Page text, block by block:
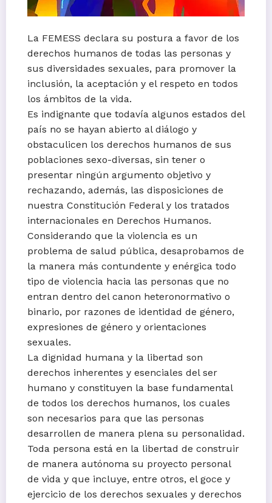
La FEMESS declara su postura a favor de los
derechos humanos de todas las personas y
sus diversidades sexuales, para promover la
inclusión, la aceptación y el respeto en todos
los ámbitos de la vida.
Es indignante que todavía algunos estados del
país no se hayan abierto al diálogo y
obstaculicen los derechos humanos de sus
poblaciones sexo-diversas, sin tener o
presentar ningún argumento objetivo y
rechazando, además, las disposiciones de
nuestra Constitución Federal y los tratados
internacionales en Derechos Humanos.
Considerando que la violencia es un
problema de salud pública, desaprobamos de
la manera más contundente y enérgica todo
tipo de violencia hacia las personas que no
entran dentro del canon heteronormativo o
binario, por razones de identidad de género,
expresiones de género y orientaciones
sexuales.
La dignidad humana y la libertad son
derechos inherentes y esenciales del ser
humano y constituyen la base fundamental
de todos los derechos humanos, los cuales
son necesarios para que las personas
desarrollen de manera plena su personalidad.
Toda persona está en la libertad de construir
de manera autónoma su proyecto personal
de vida y que incluye, entre otros, el goce y
ejercicio de los derechos sexuales y derechos